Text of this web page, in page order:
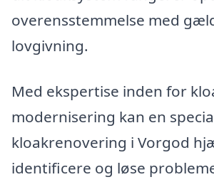
overensstemmelse med
lovgivning.
Med ekspertise inden for
modernisering kan en
kloakrenovering i Vorgod
identificere og løse